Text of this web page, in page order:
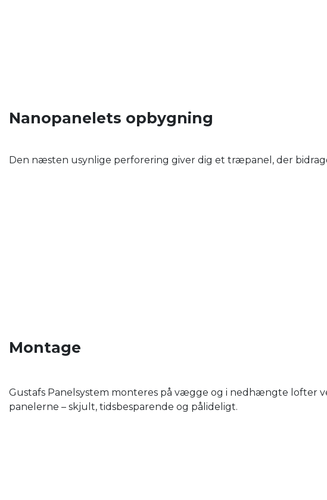
Nanopanelets opbygning
Den næsten usynlige perforering giver dig et træpanel, der
Montage
Gustafs Panelsystem monteres på vægge og i nedhængte lofter
panelerne – skjult, tidsbesparende og pålideligt.